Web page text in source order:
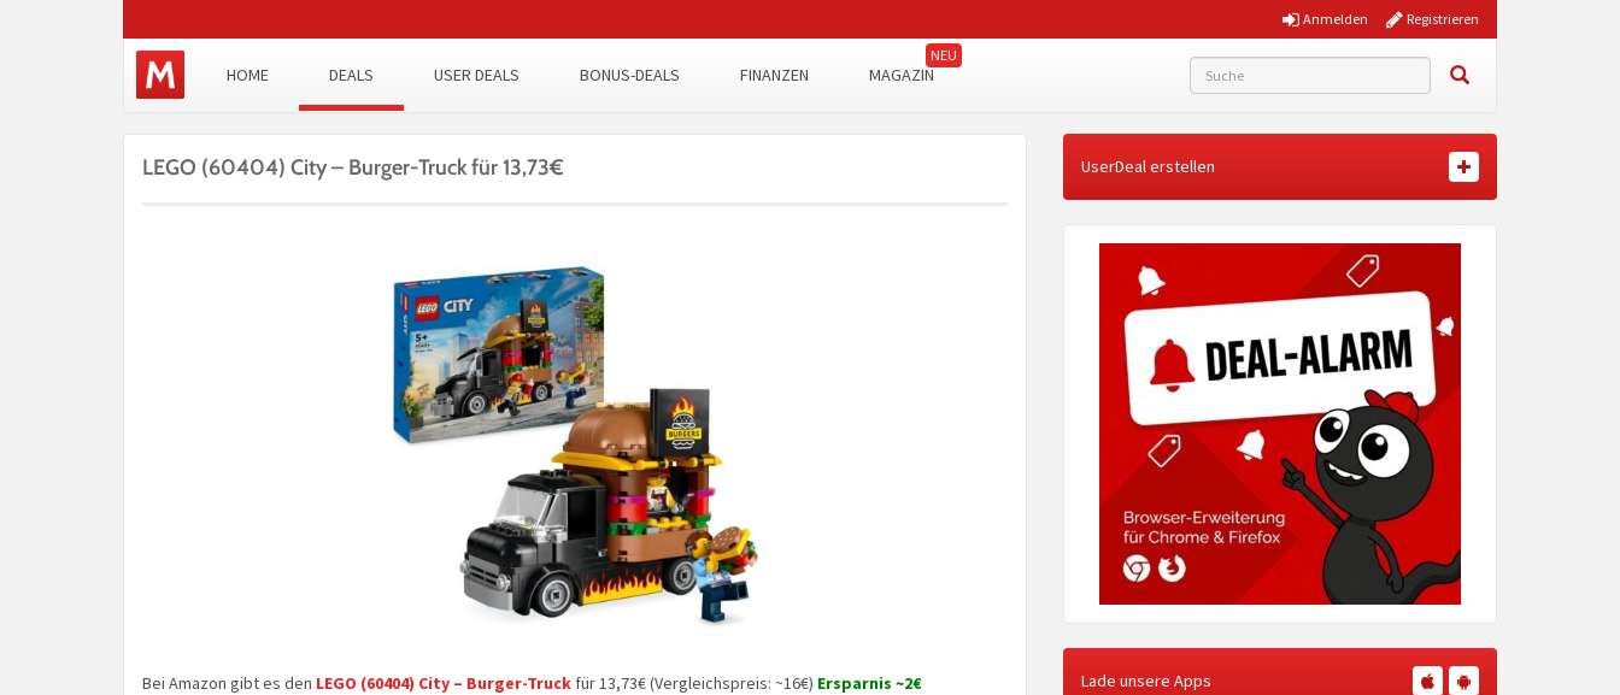
Registrieren
Anmelden
HOME DEALS USER DEALS BONUS-DEALS FINANZEN MAGAZIN
LEGO (60404) City – Burger-Truck für 13,73€
Bei Amazon gibt es den LEGO (60404) City – Burger-Truck für 13,73€ (Vergleichspreis: ~16€) Ersparnis ~2€
UserDeal erstellen
Lade unsere Apps